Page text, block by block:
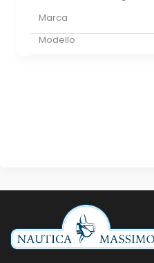
Marca
Modello